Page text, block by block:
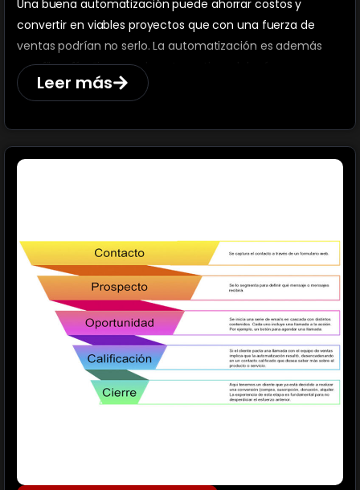
Una buena automatización puede ahorrar costos y
convertir en viables proyectos que con una fuerza de
ventas podrían no serlo. La automatización es además
una filosofía. Si se puede automatizar, debería
automatizarse para poder dejar tareas de mayor valor
Leer más